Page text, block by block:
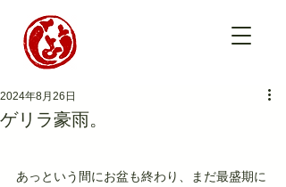
ゲリラ豪雨。
2024年8月26日
あっという間にお盆も終わり、まだ最盛期に